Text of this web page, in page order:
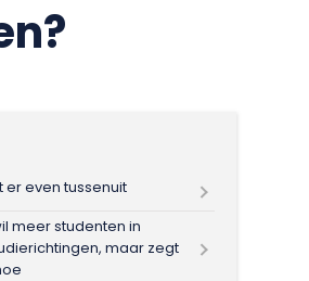
er even tussenuit
meer studenten in
maar zegt